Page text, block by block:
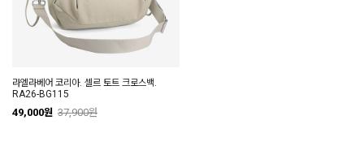
라엘라베어 코리아. 셀르 토트 크로스백.
RA26-BG115
49,000원 37,900원